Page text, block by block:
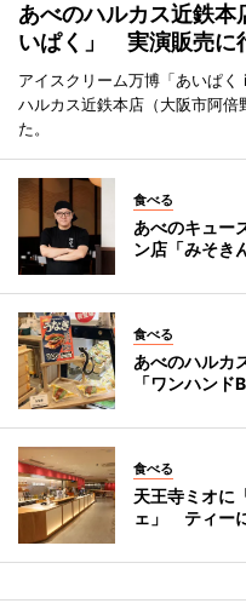
あべのハルカス近鉄
いぱく」 実演販売に
アイスクリーム万博「あいぱ
ハルカス近鉄本店（大阪市阿
た。
食べる
あべのキュー
ン店「みそ
食べる
あべのハルカ
「ワンハンド
食べる
天王寺ミオに
ェ」 ティー